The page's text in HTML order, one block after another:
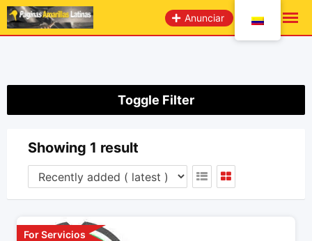
saltar
al
Anunciar
Toggle Filter
Showing 1 result
For Servicios